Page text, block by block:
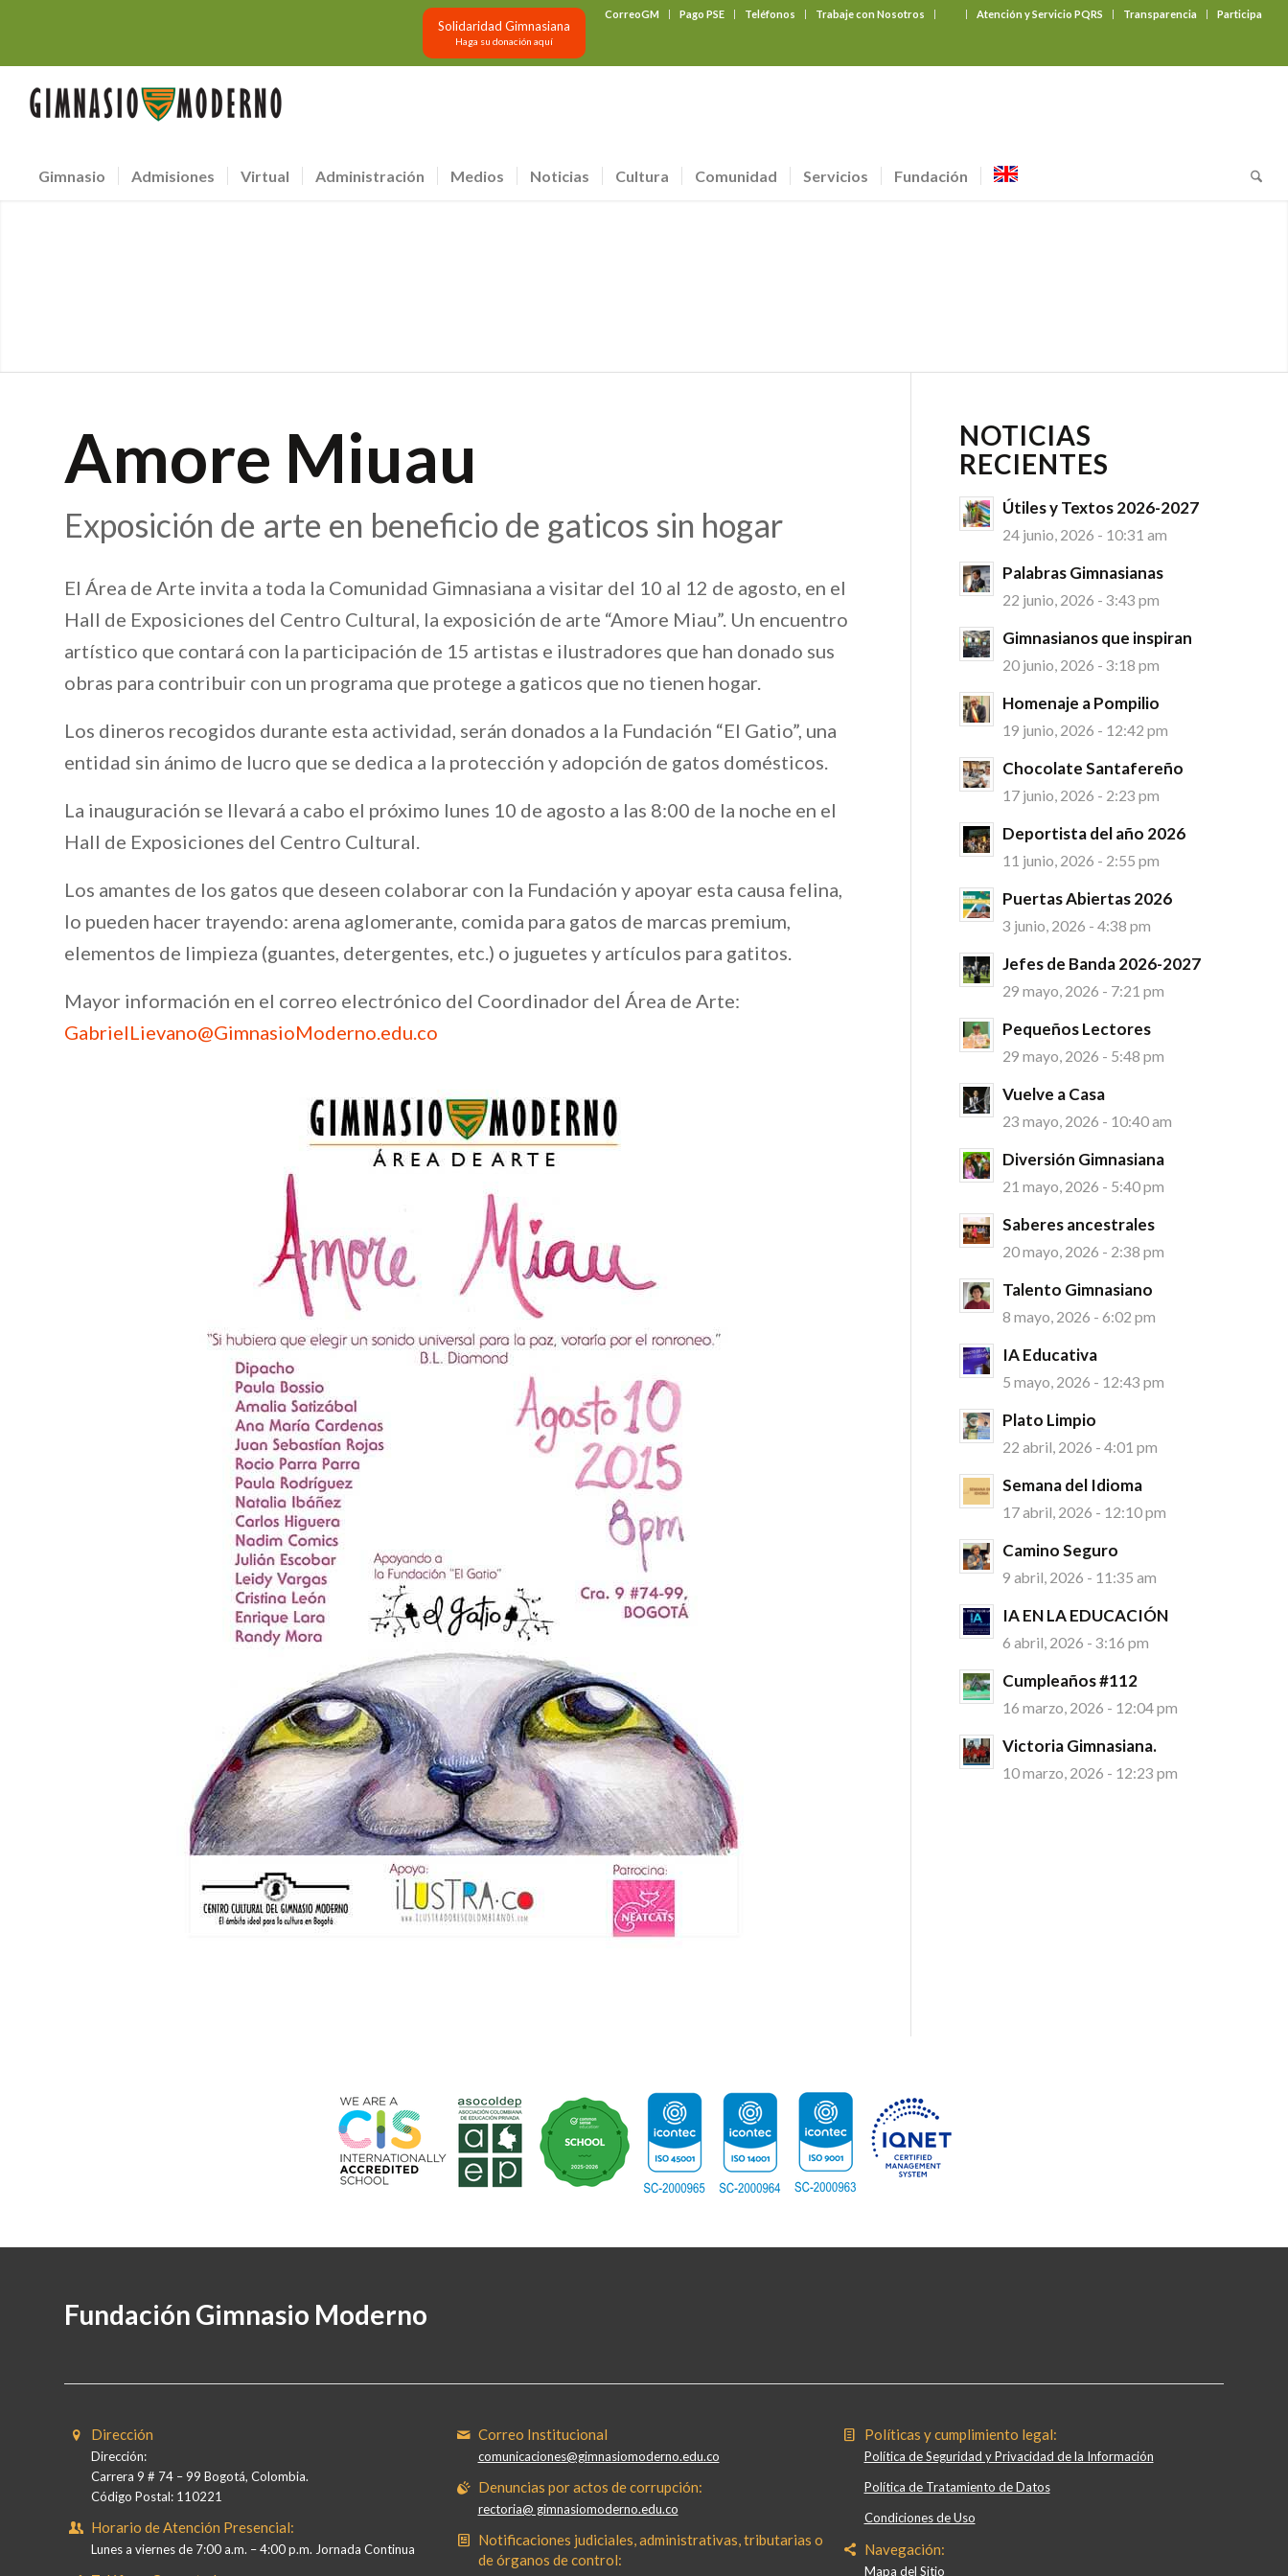
CorreoGM Pago PSE Teléfonos Trabaje con Nosotros Atención y Servicio PQRS Transparencia Participa
Solidaridad Gimnasiana
Haga su donación aquí
Gimnasio Admisiones Virtual Administración Medios Noticias Cultura Comunidad Servicios Fundación
Amore Miuau
Exposición de arte en beneficio de gaticos sin hogar
El Área de Arte invita a toda la Comunidad Gimnasiana a visitar del 10 al 12 de agosto, en el
Hall de Exposiciones del Centro Cultural, la exposición de arte “Amore Miau”. Un encuentro
artístico que contará con la participación de 15 artistas e ilustradores que han donado sus
obras para contribuir con un programa que protege a gaticos que no tienen hogar.
Los dineros recogidos durante esta actividad, serán donados a la Fundación “El Gatio”, una
entidad sin ánimo de lucro que se dedica a la protección y adopción de gatos domésticos.
La inauguración se llevará a cabo el próximo lunes 10 de agosto a las 8:00 de la noche en el
Hall de Exposiciones del Centro Cultural.
Los amantes de los gatos que deseen colaborar con la Fundación y apoyar esta causa felina,
lo pueden hacer trayendo: arena aglomerante, comida para gatos de marcas premium,
elementos de limpieza (guantes, detergentes, etc.) o juguetes y artículos para gatitos.
Mayor información en el correo electrónico del Coordinador del Área de Arte:
GabrielLievano@GimnasioModerno.edu.co
NOTICIAS
RECIENTES
Útiles y Textos 2026-2027
24 junio, 2026 - 10:31 am
Palabras Gimnasianas
22 junio, 2026 - 3:43 pm
Gimnasianos que inspiran
20 junio, 2026 - 3:18 pm
Homenaje a Pompilio
19 junio, 2026 - 12:42 pm
Chocolate Santafereño
17 junio, 2026 - 2:23 pm
Deportista del año 2026
11 junio, 2026 - 2:55 pm
Puertas Abiertas 2026
3 junio, 2026 - 4:38 pm
Jefes de Banda 2026-2027
29 mayo, 2026 - 7:21 pm
Pequeños Lectores
29 mayo, 2026 - 5:48 pm
Vuelve a Casa
23 mayo, 2026 - 10:40 am
Diversión Gimnasiana
21 mayo, 2026 - 5:40 pm
Saberes ancestrales
20 mayo, 2026 - 2:38 pm
Talento Gimnasiano
8 mayo, 2026 - 6:02 pm
IA Educativa
5 mayo, 2026 - 12:43 pm
Plato Limpio
22 abril, 2026 - 4:01 pm
Semana del Idioma
17 abril, 2026 - 12:10 pm
Camino Seguro
9 abril, 2026 - 11:35 am
IA EN LA EDUCACIÓN
6 abril, 2026 - 3:16 pm
Cumpleaños #112
16 marzo, 2026 - 12:04 pm
Victoria Gimnasiana.
10 marzo, 2026 - 12:23 pm
Fundación Gimnasio Moderno
Dirección
Dirección:
Carrera 9 # 74 – 99 Bogotá, Colombia.
Código Postal: 110221
Horario de Atención Presencial:
Lunes a viernes de 7:00 a.m. – 4:00 p.m. Jornada Continua
Correo Institucional
comunicaciones@gimnasiomoderno.edu.co
Denuncias por actos de corrupción:
rectoria@ gimnasiomoderno.edu.co
Notificaciones judiciales, administrativas, tributarias o
de órganos de control:
Políticas y cumplimiento legal:
Política de Seguridad y Privacidad de la Información
Política de Tratamiento de Datos
Condiciones de Uso
Navegación:
Mapa del Sitio